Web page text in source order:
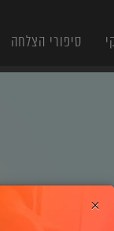
סיפורי הצלחה
×